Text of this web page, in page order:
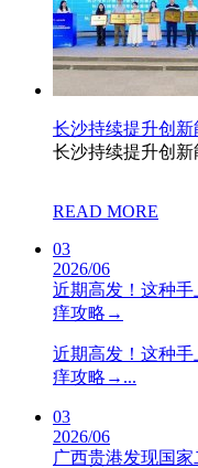
长沙持续提升创新
长沙持续提升创
READ MORE
03
2026/06
近期高发！这种
痒攻略→
近期高发！这种
痒攻略→...
03
2026/06
广西贵港发现国